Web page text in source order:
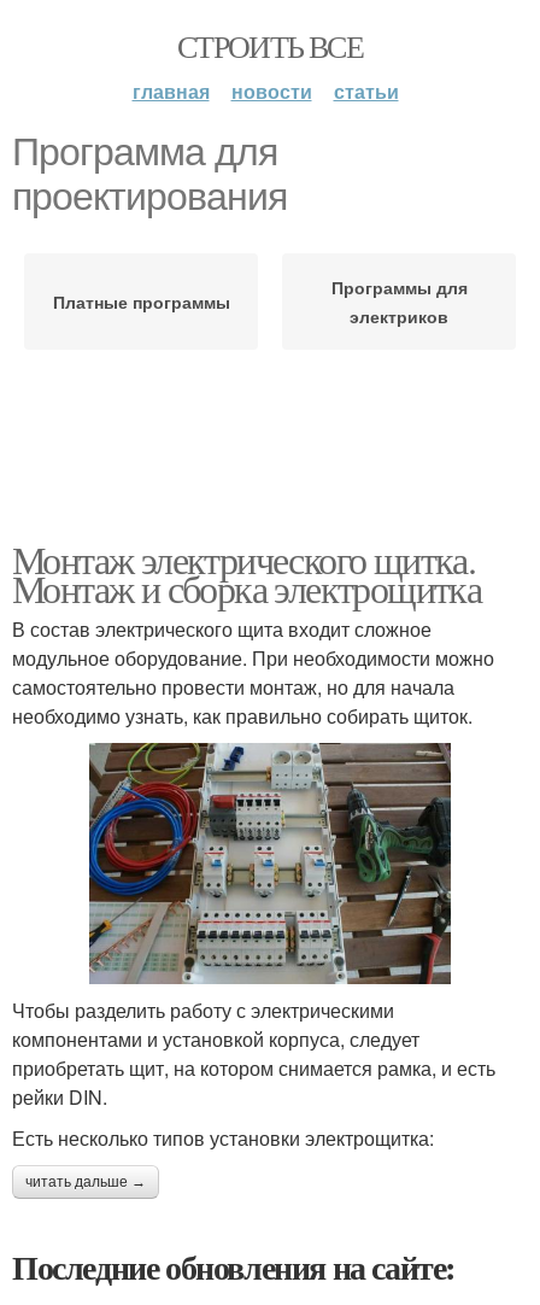
СТРОИТЬ ВСЕ
главная новости статьи
Программа для
проектирования
Платные программы
Программы для
электриков
Монтаж электрического щитка.
Монтаж и сборка электрощитка
В состав электрического щита входит сложное
модульное оборудование. При необходимости можно
самостоятельно провести монтаж, но для начала
необходимо узнать, как правильно собирать щиток.
Чтобы разделить работу с электрическими
компонентами и установкой корпуса, следует
приобретать щит, на котором снимается рамка, и есть
рейки DIN.
Есть несколько типов установки электрощитка:
читать дальше →
Последние обновления на сайте: